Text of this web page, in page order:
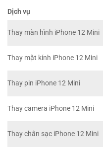
Dịch vụ
Thay màn hình iPhone 12 Mini
Thay mặt kính iPhone 12 Mini
Thay pin iPhone 12 Mini
Thay camera iPhone 12 Mini
Thay chân sạc iPhone 12 Mini